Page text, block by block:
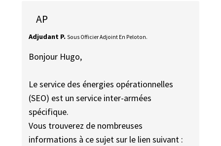
AP
Adjudant P. Sous Officier Adjoint En Peloton.
Bonjour Hugo,
Le service des énergies opérationnelles
(SEO) est un service inter-armées
spécifique.
Vous trouverez de nombreuses
informations à ce sujet sur le lien suivant :